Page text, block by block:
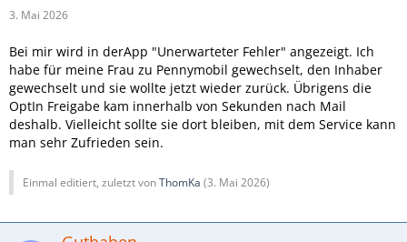
3. Mai 2026
Bei mir wird in derApp "Unerwarteter Fehler" angezeigt. Ich
habe für meine Frau zu Pennymobil gewechselt, den Inhaber
gewechselt und sie wollte jetzt wieder zurück. Übrigens die
OptIn Freigabe kam innerhalb von Sekunden nach Mail
deshalb. Vielleicht sollte sie dort bleiben, mit dem Service kann
man sehr Zufrieden sein.
Einmal editiert, zuletzt vonThomKa (3. Mai 2026)